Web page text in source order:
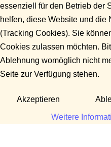
essenziell für den Betrieb der
helfen, diese Website und die
(Tracking Cookies). Sie
Cookies zulassen möchten.
Ablehnung womöglich nicht
Seite zur Verfügung stehen.
Akzeptieren
Weitere